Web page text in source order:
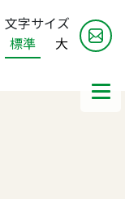
文字サイズ
標準
大